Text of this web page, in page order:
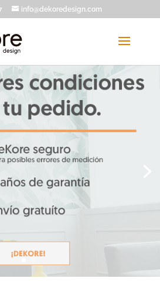
info@dekoredesign.com